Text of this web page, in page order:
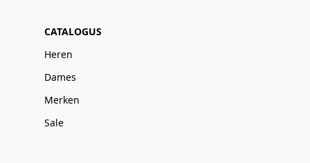
CATALOGUS
Heren
Dames
Merken
Sale